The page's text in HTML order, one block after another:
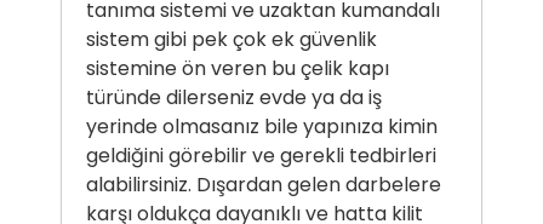
tanıma sistemi ve uzaktan kumandalı
sistem gibi pek çok ek güvenlik
sistemine ön veren bu çelik kapı
türünde dilerseniz evde ya da iş
yerinde olmasanız bile yapınıza kimin
geldiğini görebilir ve gerekli tedbirleri
alabilirsiniz. Dışardan gelen darbelere
karşı oldukça dayanıklı ve hatta kilit